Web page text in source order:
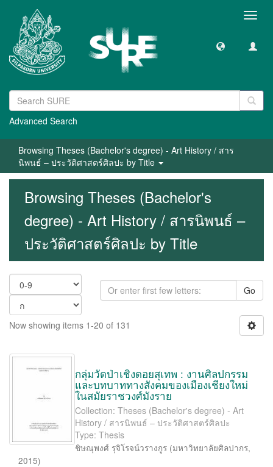
Advanced Search
Browsing Theses (Bachelor's degree) - Art History / สาร
นิพนธ์ – ประวัติศาสตร์ศิลปะ by Title
Browsing Theses (Bachelor's
degree) - Art History / สารนิพนธ์ –
ประวัติศาสตร์ศิลปะ by Title
Go
Now showing items 1-20 of 131
กลุ่มวัดป่าเชิงดอยสุเทพ : งานศิลปกรรม
และบทบาททางสังคมของเมืองเชียงใหม่
ในสมัยราชวงศ์มังราย
Collection: Theses (Bachelor's degree) - Art
History / สารนิพนธ์ – ประวัติศาสตร์ศิลปะ
Type: Thesis
ชิษณุพงศ์ รุจิโรจน์วรางกูร (มหาวิทยาลัยศิลปากร,
2015)